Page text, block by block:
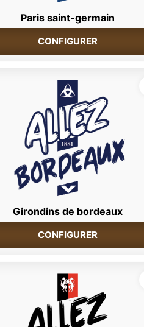
Paris saint-germain
CONFIGURER
Girondins de bordeaux
CONFIGURER